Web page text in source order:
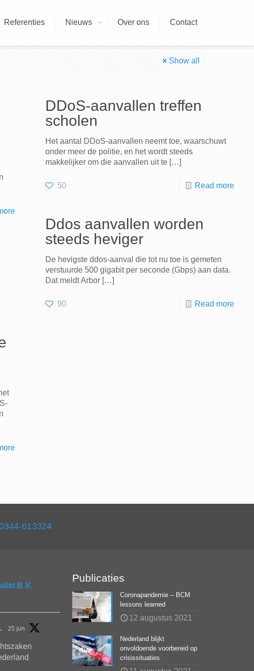
Referenties Nieuws Over ons Contact
Show all
DDoS-aanvallen treffen
scholen
Het aantal DDoS-aanvallen neemt toe, waarschuwt
onder meer de politie, en het wordt steeds
makkelijker om die aanvallen uit te […]
50 Read more
Ddos aanvallen worden
steeds heviger
De hevigste ddos-aanval die tot nu toe is gemeten
verstuurde 500 gigabit per seconde (Gbps) aan data.
Dat meldt Arbor […]
90 Read more
613324
B.V.
25 jun
Publicaties
Coronapandemie – BCM
lessons learned
12 augustus 2021
Nederland blijkt
onvoldoende voorbereid op
crisissituaties